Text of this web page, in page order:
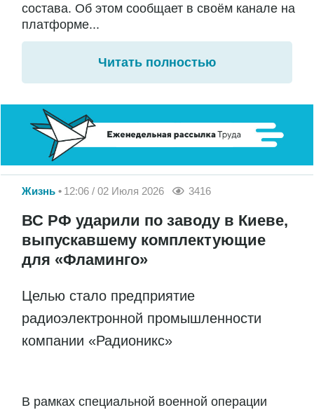
состава. Об этом сообщает в своём канале на
платформе...
Читать полностью
Жизнь 12:06 / 02 Июля 2026 3416
ВС РФ ударили по заводу в Киеве,
выпускавшему комплектующие
для «Фламинго»
Целью стало предприятие
радиоэлектронной промышленности
компании «Радионикс»
В рамках специальной военной операции